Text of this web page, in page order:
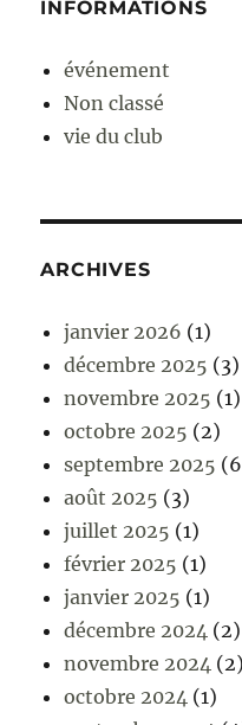
INFORMATIONS
événement
Non classé
vie du club
ARCHIVES
janvier 2026 (1)
décembre 2025 (3)
novembre 2025 (1)
octobre 2025 (2)
septembre 2025
août 2025 (3)
juillet 2025 (1)
février 2025 (1)
janvier 2025 (1)
décembre 2024 (2)
novembre 2024 (2)
octobre 2024 (1)